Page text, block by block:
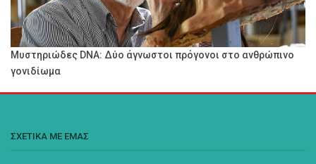
Μυστηριώδες DNA: Δύο άγνωστοι πρόγονοι στο ανθρώπινο
γονιδίωμα
ΣΧΕΤΙΚΑ ΜΕ ΕΜΑΣ